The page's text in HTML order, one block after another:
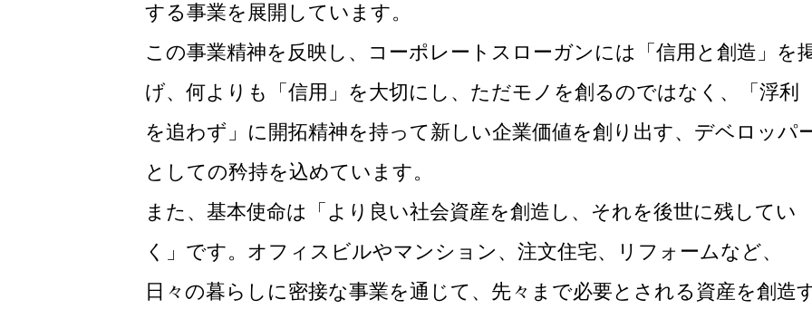
する事業を展開しています。
この事業精神を反映し、コーポレートスローガンには「信用と創造」を
げ、何よりも「信用」を大切にし、ただモノを創るのではなく、「浮利
を追わず」に開拓精神を持って新しい企業価値を創り出す、デベロッパ
としての矜持を込めています。
また、基本使命は「より良い社会資産を創造し、それを後世に残してい
く」です。オフィスビルやマンション、注文住宅、リフォームなど、
日々の暮らしに密接な事業を通じて、先々まで必要とされる資産を創造